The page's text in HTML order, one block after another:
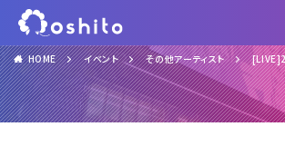
HOME イベント その他アーティスト